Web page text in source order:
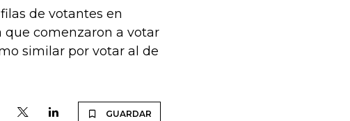
de votantes en
que comenzaron a votar
similar por votar al de
GUARDAR